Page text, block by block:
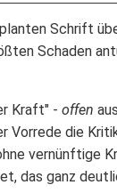
Schrift
Schaden
Kraft" - offen
Vorrede die
vernünftige
das ganz